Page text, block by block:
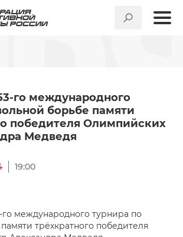
го международного
борьбе памяти
победителя Олимпийских
Медведя
19:00